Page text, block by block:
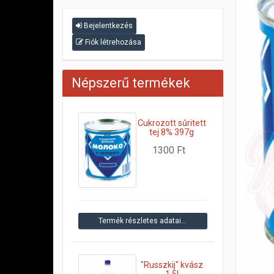
Bejelentkezés
Fiók létrehozása
Népszerű termékek
Cukrozott sűritett
tej 8% 397g
1300 Ft
Termék részletes adatai…
"Russzkij" kvász